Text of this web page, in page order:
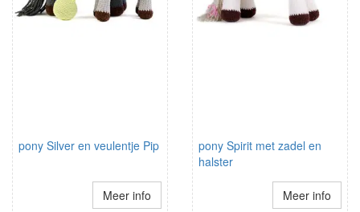
pony Silver en veulentje Pip
Meer info
pony Spirit met zadel en
halster
Meer info